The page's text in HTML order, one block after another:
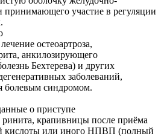
принимающего участие в регуляции
остеоартроза,
анкилозирующего
Бехтерева) и других
заболеваний,
болевым синдромом.
о приступе
ринита, крапивницы после приёма
кислоты или иного НПВП (полный